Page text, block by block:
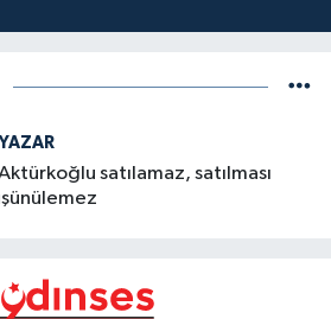
satılamaz, satılması